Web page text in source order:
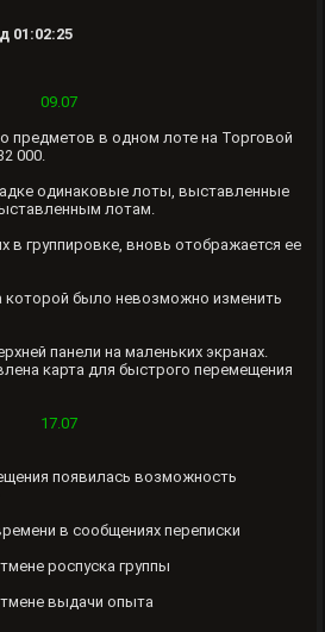
01:02:25
09.07
предметов в одном лоте на Торговой
000.
одинаковые лоты, выставленные
лотам.
в группировке, вновь отображается ее
которой было невозможно изменить
панели на маленьких экранах.
карта для быстрого перемещения
17.07
появилась возможность
в сообщениях переписки
роспуска группы
выдачи опыта